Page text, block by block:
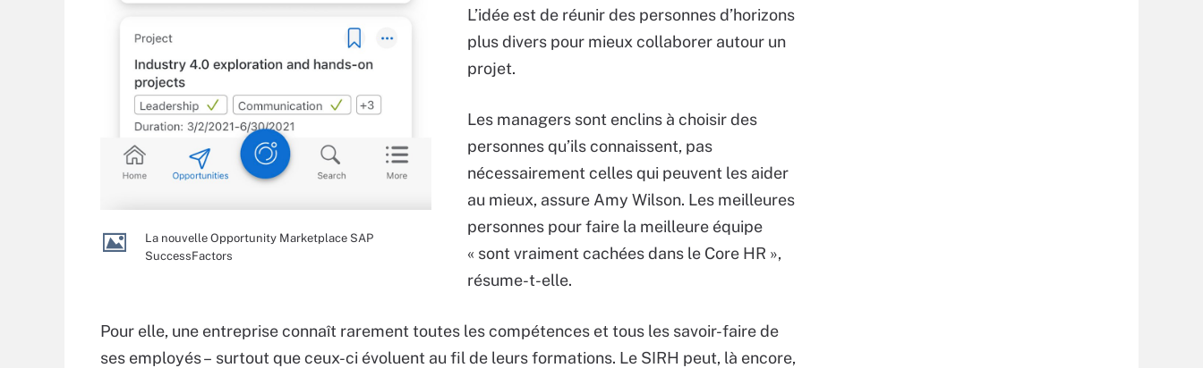
La nouvelle Opportunity Marketplace SAP
SuccessFactors
L’idée est de réunir des personnes d’horizons
plus divers pour mieux collaborer autour un
projet.
Les managers sont enclins à choisir des
personnes qu’ils connaissent, pas
nécessairement celles qui peuvent les aider
au mieux, assure Amy Wilson. Les meilleures
personnes pour faire la meilleure équipe
« sont vraiment cachées dans le Core HR »,
résume-t-elle.
Pour elle, une entreprise connaît rarement toutes les compétences et tous les savoir-faire de
ses employés – surtout que ceux-ci évoluent au fil de leurs formations. Le SIRH peut, là encore,